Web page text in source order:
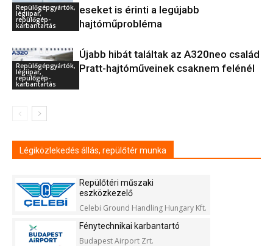
Repülőgépgyártók,
légiipar,
repülőgép-
karbantartás
eseket is érinti a legújabb
hajtóműprobléma
Repülőgépgyártók,
légiipar,
repülőgép-
karbantartás
Újabb hibát találtak az A320neo család
Pratt-hajtóműveinek csaknem felénél
Légiközlekedés állás, repülőtér munka
Repülőtéri műszaki
eszközkezelő
Celebi Ground Handling Hungary Kft.
Fénytechnikai karbantartó
Budapest Airport Zrt.